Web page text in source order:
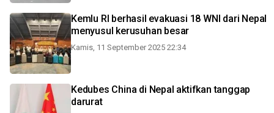
Kemlu RI berhasil evakuasi 18 WNI dari Nepal
menyusul kerusuhan besar
Kamis, 11 September 2025 22:34
Kedubes China di Nepal aktifkan tanggap
darurat